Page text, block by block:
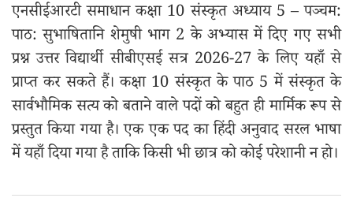
एनसीईआरटी समाधान कक्षा 10 संस्कृत अध्याय 5 – पञ्चम:
पाठ: सुभाषितानि शेमुषी भाग 2 के अभ्यास में दिए गए सभी
प्रश्न उत्तर विद्यार्थी सीबीएसई सत्र 2026-27 के लिए यहाँ से
प्राप्त कर सकते हैं। कक्षा 10 संस्कृत के पाठ 5 में संस्कृत के
सार्वभौमिक सत्य को बताने वाले पदों को बहुत ही मार्मिक रूप से
प्रस्तुत किया गया है। एक एक पद का हिंदी अनुवाद सरल भाषा
में यहाँ दिया गया है ताकि किसी भी छात्र को कोई परेशानी न हो।